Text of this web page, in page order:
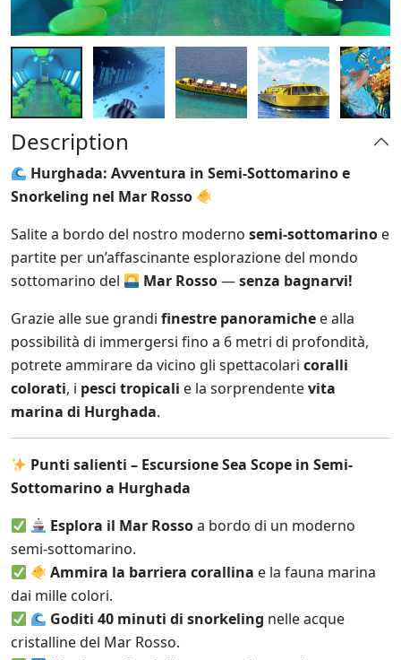
Description
Hurghada: Avventura in Semi-Sottomarino e
Snorkeling nel Mar Rosso
Salite a bordo del nostro moderno semi-sottomarino e
partite per un’affascinante esplorazione del mondo
sottomarino del
Mar Rosso—senza bagnarvi!
Grazie alle sue grandi finestre panoramiche e alla
possibilità di immergersi fino a 6 metri di profondità,
potrete ammirare da vicino gli spettacolari coralli
colorati, i pesci tropicali e la sorprendentevita
marina di Hurghada.
Punti salienti – Escursione Sea Scope in Semi-
Sottomarino a Hurghada
Esplora il Mar Rossoa bordo di un moderno
semi-sottomarino.
Ammira la barriera corallina e la fauna marina
dai mille colori.
Goditi 40 minuti di snorkeling nelle acque
cristalline del Mar Rosso.